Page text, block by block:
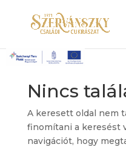
Nincs
A keresett oldal nem
finomítani a keresést
navigációt, hogy